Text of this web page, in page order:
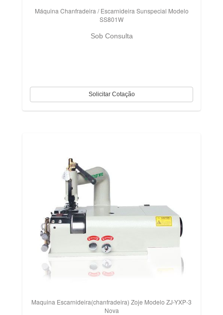
Máquina Chanfradeira / Escarnideira Sunspecial Modelo
SS801W
Sob Consulta
Maquina Escarnideira(chanfradeira) Zoje Modelo ZJ-YXP-3
Nova